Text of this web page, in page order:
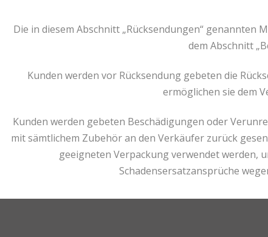
Die in diesem Abschnitt „Rücksendungen“
dem Abschnitt
Kunden werden vor Rücksendung gebeten die
ermöglichen sie dem
Kunden werden gebeten Beschädigungen oder
mit sämtlichem Zubehör an den Verkäufer zurück
geeigneten Verpackung verwendet werden,
Schadensersatzansprüche